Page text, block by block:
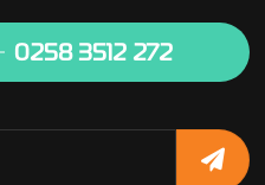
0258 3512 272